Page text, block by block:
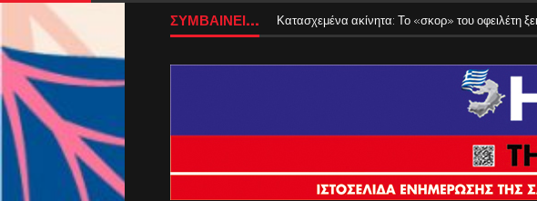
ΣΥΜΒΑΙΝΕΙ... Κατασχεμένα ακίνητα: Το «σκορ» του οφειλέτη